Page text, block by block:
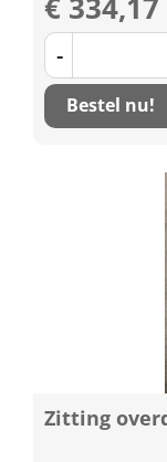
-
Bestel nu!
Zitting